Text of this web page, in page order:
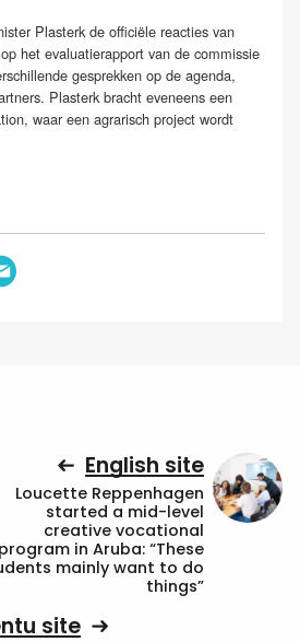
Plasterk de officiële reacties van
het evaluatierapport van de commissie
gesprekken op de agenda,
Plasterk bracht eveneens een
waar een agrarisch project wordt
English site
Loucette Reppenhagen
started a mid-level
creative vocational
program in Aruba: “These
mainly want to do
things”
site